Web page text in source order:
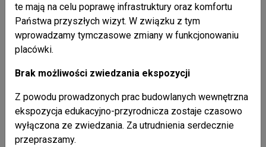
czynią Gorce miejscem tak wyjątkowym na mapie Polski.
Wystawa jest owocem projektu „Bioróżnorodność w
krajobrazie Gorczańskiego Parku Narodowego”, który
Funduszu Ochrony Środowiska i Gospodarki Wodnej.
Galeria
te mają na celu poprawę infrastruktury oraz komfortu
Państwa przyszłych wizyt. W związku z tym
wprowadzamy tymczasowe zmiany w funkcjonowaniu
placówki.
Brak możliwości zwiedzania ekspozycji
Z powodu prowadzonych prac budowlanych wewnętrzna
ekspozycja edukacyjno-przyrodnicza zostaje czasowo
wyłączona ze zwiedzania. Za utrudnienia serdecznie
przepraszamy.